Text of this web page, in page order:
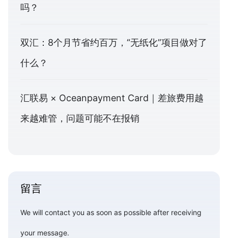
吗？
双汇：8个月节省约百万，“无纸化”项目做对了
什么？
汇联易 × Oceanpayment Card｜差旅费用越
来越难管，问题可能不在报销
留言
We will contact you as soon as possible after receiving
your message.